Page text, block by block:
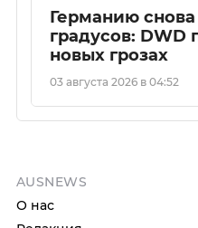
Германию
градусов: DWD
новых грозах
03 августа 2026 в 04:52
AUSNEWS
О нас